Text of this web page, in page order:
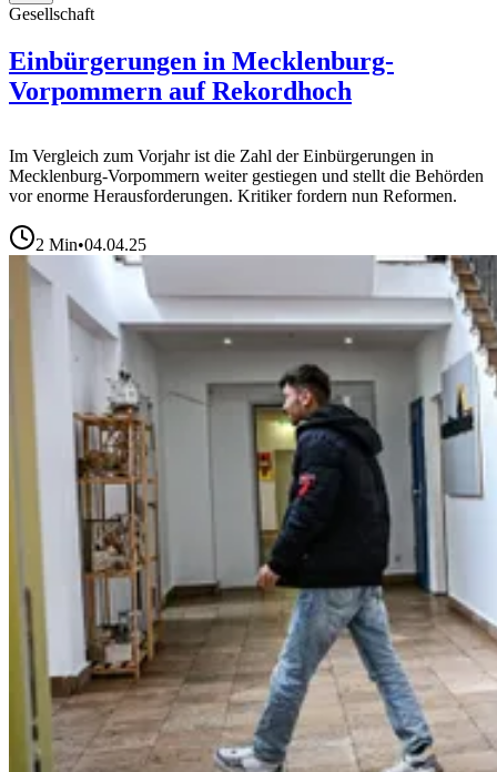
Gesellschaft
Einbürgerungen in Mecklenburg-
Vorpommern auf Rekordhoch
Im Vergleich zum Vorjahr ist die Zahl der Einbürgerungen in
Mecklenburg-Vorpommern weiter gestiegen und stellt die Behörden
vor enorme Herausforderungen. Kritiker fordern nun Reformen.
2 Min•04.04.25